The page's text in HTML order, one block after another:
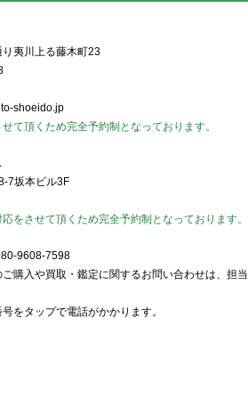
夷川上る藤木町23
shoeido.jp
て頂くため完全予約制となっております。
7坂本ビル3F
をさせて頂くため完全予約制となっております。
9608-7598
購入や買取・鑑定に関するお問い合わせは、担当
をタップで電話がかかります。